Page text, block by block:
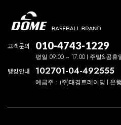
고객문의 010-4743-1229
평일 09:00 ~ 17:00 주말&공휴
뱅킹안내 102701-04-492555
예금주 : (주)태경트레이딩 은